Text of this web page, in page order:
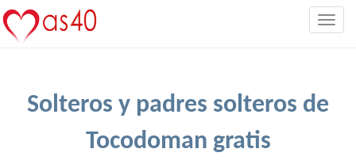
Solteros y padres solteros de
Tocodoman gratis